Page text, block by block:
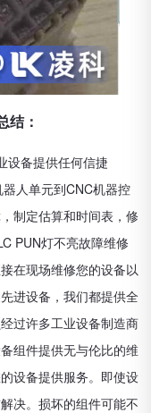
结：
设备提供任何信捷
人单元到CNC机器控
制定估算和时间表，修
PUN灯不亮故障维修
在现场维修您的设备以
进设备，我们都提供全
过许多工业设备制造商
组件提供无与伦比的维
设备提供服务。即使设
决。损坏的组件可能不